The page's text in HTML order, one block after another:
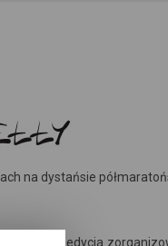
na dystańsie
Pierwsza edycja